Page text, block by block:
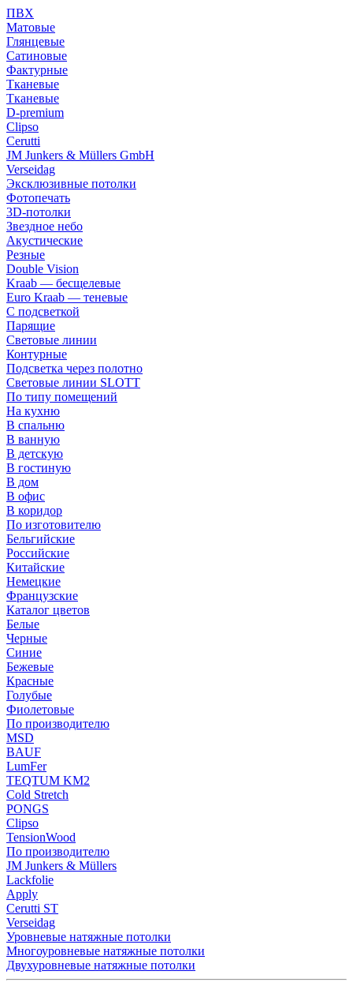
ПВХ
Матовые
Глянцевые
Сатиновые
Фактурные
Тканевые
Тканевые
D-premium
Clipso
Cerutti
JM Junkers & Müllers GmbH
Verseidag
Эксклюзивные потолки
Фотопечать
3D-потолки
Звездное небо
Акустические
Резные
Double Vision
Kraab — бесщелевые
Euro Kraab — теневые
С подсветкой
Парящие
Световые линии
Контурные
Подсветка через полотно
Световые линии SLOTT
По типу помещений
На кухню
В спальню
В ванную
В детскую
В гостиную
В дом
В офис
В коридор
По изготовителю
Бельгийские
Российские
Китайские
Немецкие
Французские
Каталог цветов
Белые
Черные
Синие
Бежевые
Красные
Голубые
Фиолетовые
По производителю
MSD
BAUF
LumFer
TEQTUM KM2
Cold Stretch
PONGS
Clipso
TensionWood
По производителю
JM Junkers & Müllers
Lackfolie
Apply
Cerutti ST
Verseidag
Уровневые натяжные потолки
Многоуровневые натяжные потолки
Двухуровневые натяжные потолки